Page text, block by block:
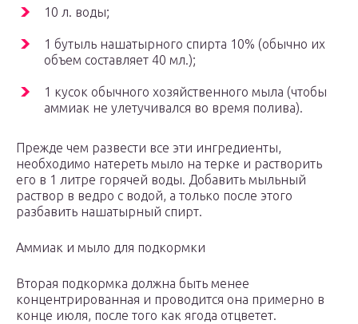
10 л. воды;
1 бутыль нашатырного спирта 10% (обычно их
объем составляет 40 мл.);
1 кусок обычного хозяйственного мыла (чтобы
аммиак не улетучивался во время полива).
Прежде чем развести все эти ингредиенты,
необходимо натереть мыло на терке и растворить
его в 1 литре горячей воды. Добавить мыльный
раствор в ведро с водой, а только после этого
разбавить нашатырный спирт.
Аммиак и мыло для подкормки
Вторая подкормка должна быть менее
концентрированная и проводится она примерно в
конце июля, после того как ягода отцветет.